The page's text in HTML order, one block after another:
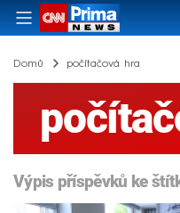
Domů počítačová hra
Výpis příspěvků ke